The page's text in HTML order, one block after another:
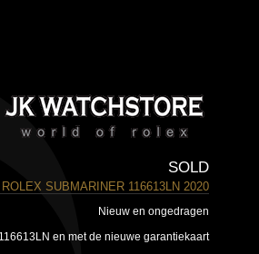
SOLD
ROLEX SUBMARINER 116613LN 2020
Nieuw en ongedragen
en met de nieuwe garantiekaart